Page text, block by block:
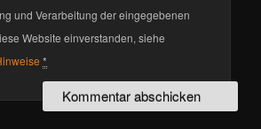
und Verarbeitung der eingegebenen
Website einverstanden, siehe
*